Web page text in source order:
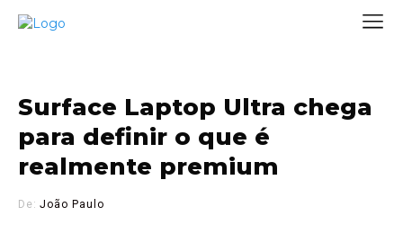
Surface Laptop Ultra chega
para definir o que é
realmente premium
De: João Paulo